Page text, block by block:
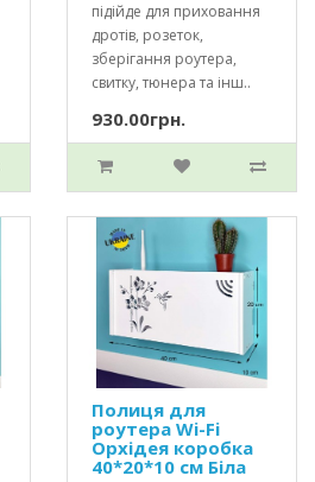
підійде для приховання
дротів, розеток,
зберігання роутера,
свитку, тюнера та інш..
930.00грн.
Полиця для
роутера Wi-Fi
Орхідея коробка
40*20*10 см Біла